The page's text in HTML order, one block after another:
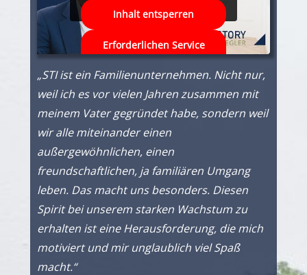
Inhalt entsperren
Erforderlichen Service
akzeptieren und Inhalte
entsperren
„STI ist ein Familienunternehmen. Nicht nur,
weil ich es vor vielen Jahren zusammen mit
meinem Vater gegründet habe, sondern weil
wir alle miteinander einen
außergewöhnlichen, einen
freundschaftlichen, ja familiären Umgang
leben. Das macht uns besonders. Diesen
Spirit bei unserem starken Wachstum zu
erhalten ist eine Herausforderung, die mich
motiviert und mir unglaublich viel Spaß
macht.“